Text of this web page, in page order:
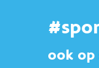
ook op